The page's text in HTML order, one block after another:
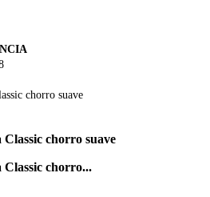
chorro suave
chorro...